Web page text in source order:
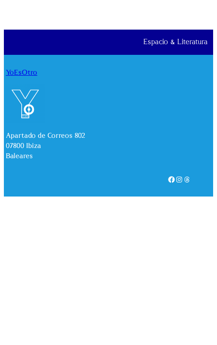
Espacio & Literatura
YoEsOtro
Apartado de Correos 802
07800 Ibiza
Baleares
Facebook
Instagram
Threads